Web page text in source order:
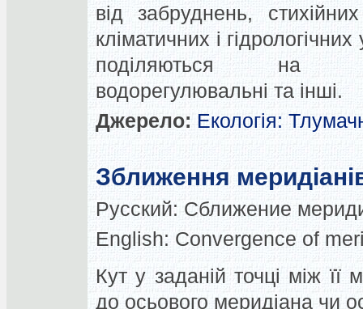
від забруднень,
кліматичних і
поділяються на
водорегулювальні та інші.
Джерело: Екологія:
Зближення
Русский: Сближение
English: Convergence of
Кут у заданій точці між її
до осьового меридіана чи